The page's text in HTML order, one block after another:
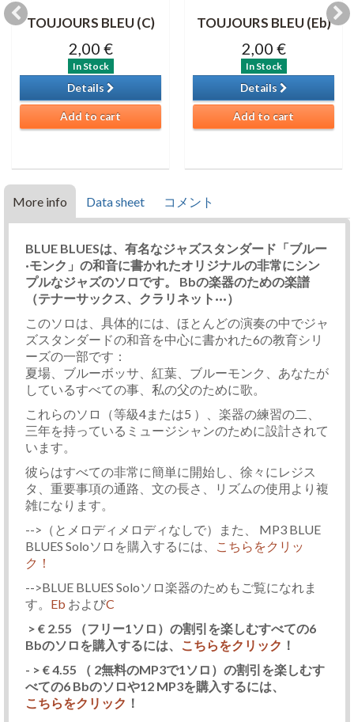
TOUJOURS BLEU (C)
2,00 €
In Stock
Details
Add to cart
TOUJOURS BLEU (Eb)
2,00 €
In Stock
Details
Add to cart
More info Data sheet コメント
BLUE BLUESは、有名なジャズスタンダード「ブルー
·モンク」の和音に書かれたオリジナルの非常にシン
プルなジャズのソロです。 Bbの楽器のための楽譜
（テナーサックス、クラリネット···）
このソロは、具体的には、ほとんどの演奏の中でジャ
ズスタンダードの和音を中心に書かれた6の教育シリ
ーズの一部です：
夏場、ブルーボッサ、紅葉、ブルーモンク、あなたが
しているすべての事、私の父のために歌。
これらのソロ（等級4または5 ）、楽器の練習の二、
三年を持っているミュージシャンのために設計されて
います。
彼らはすべての非常に簡単に開始し、徐々にレジス
タ、重要事項の通路、文の長さ、リズムの使用より複
雑になります。
-->（とメロディメロディなしで）また、 MP3 BLUE
BLUES Soloソロを購入するには、
こちらをクリッ
ク！
-->BLUE BLUES Soloソロ楽器のためもご覧になれま
す。 Eb およびC
> € 2.55 （フリー1ソロ）の割引を楽しむすべての6
Bbのソロを購入するには、
こちらをクリック ！
- > € 4.55 （ 2無料のMP3で1ソロ）の割引を楽しむす
べての6 Bbのソロや12 MP3を購入するには、
こちらをクリック ！